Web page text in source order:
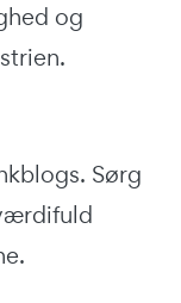
og
Sørg